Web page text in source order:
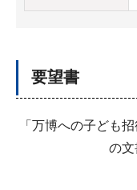
要望書
「万博への子ども
の